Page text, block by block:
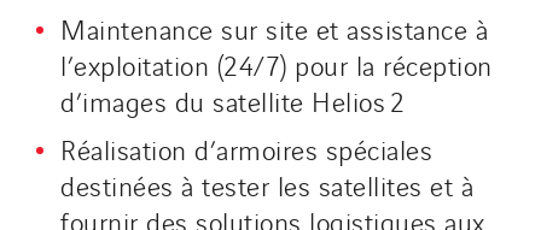
Maintenance sur site et assistance à
l’exploitation (24/7) pour la réception
d’images du satellite Helios 2
Réalisation d’armoires spéciales
destinées à tester les satellites et à
fournir des solutions logistiques aux